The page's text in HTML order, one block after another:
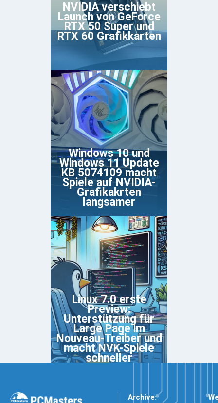
NVIDIA verschiebt
Launch von GeForce
RTX 50 Super und
RTX 60 Grafikkarten
Windows 10 und
Windows 11 Update
KB 5074109 macht
Spiele auf NVIDIA-
Grafikakrten
langsamer
Linux 7.0 erste
Preview:
Unterstützung für
Large Page im
Nouveau-Treiber und
macht NVK-Spiele
schneller
Archive: